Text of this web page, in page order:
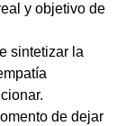
y objetivo de
sintetizar la
de dejar